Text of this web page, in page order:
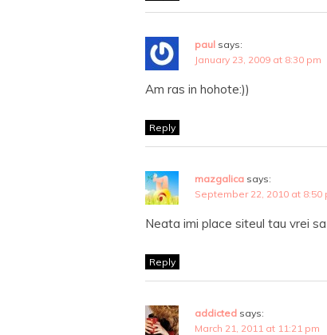
paul says:
January 23, 2009 at 8:30 pm
Am ras in hohote:))
Reply
mazgalica says:
September 22, 2010 at 8:50
Neata imi place siteul tau vrei
Reply
addicted says:
March 21, 2011 at 11:21 pm